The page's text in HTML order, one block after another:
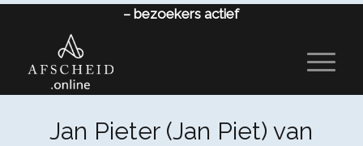
– bezoekers actief
Jan Pieter (Jan Piet) van